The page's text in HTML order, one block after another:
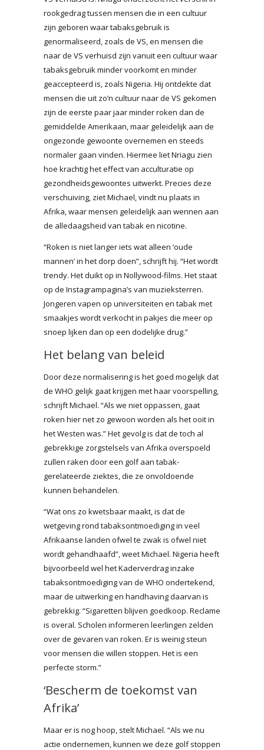
rookgedrag tussen mensen die in een cultuur
zijn geboren waar tabaksgebruik is
genormaliseerd, zoals de VS, en mensen die
naar de VS verhuisd zijn vanuit een cultuur waar
tabaksgebruik minder voorkomt en minder
geaccepteerd is, zoals Nigeria. Hij ontdekte dat
mensen die uit zo’n cultuur naar de VS gekomen
zijn de eerste paar jaar minder roken dan de
gemiddelde Amerikaan, maar geleidelijk aan de
ongezonde gewoonte overnemen en steeds
normaler gaan vinden. Hiermee liet Nriagu zien
hoe krachtig het effect van acculturatie op
gezondheidsgewoontes uitwerkt. Precies deze
verschuiving, ziet Michael, vindt nu plaats in
Afrika, waar mensen geleidelijk aan wennen aan
de alledaagsheid van tabak en nicotine.
“Roken is niet langer iets wat alleen ‘oude
mannen’ in het dorp doen”, schrijft hij. “Het wordt
trendy. Het duikt op in Nollywood-films. Het staat
op de Instagrampagina’s van muzieksterren.
Jongeren vapen op universiteiten en tabak met
smaakjes wordt verkocht in pakjes die meer op
snoep lijken dan op een dodelijke drug.”
Het belang van beleid
Door deze normalisering is het goed mogelijk dat
de WHO gelijk gaat krijgen met haar voorspelling,
schrijft Michael. “Als we niet oppassen, gaat
roken hier net zo gewoon worden als het ooit in
het Westen was.” Het gevolg is dat de toch al
gebrekkige zorgstelsels van Afrika overspoeld
zullen raken door een golf aan tabak-
gerelateerde ziektes, die ze onvoldoende
kunnen behandelen.
“Wat ons zo kwetsbaar maakt, is dat de
wetgeving rond tabaksontmoediging in veel
Afrikaanse landen ofwel te zwak is ofwel niet
wordt gehandhaafd”, weet Michael. Nigeria heeft
bijvoorbeeld wel het Kaderverdrag inzake
tabaksontmoediging van de WHO ondertekend,
maar de uitwerking en handhaving daarvan is
gebrekkig. “Sigaretten blijven goedkoop. Reclame
is overal. Scholen informeren leerlingen zelden
over de gevaren van roken. Er is weinig steun
voor mensen die willen stoppen. Het is een
perfecte storm.”
‘Bescherm de toekomst van
Afrika’
Maar er is nog hoop, stelt Michael. “Als we nu
actie ondernemen, kunnen we deze golf stoppen